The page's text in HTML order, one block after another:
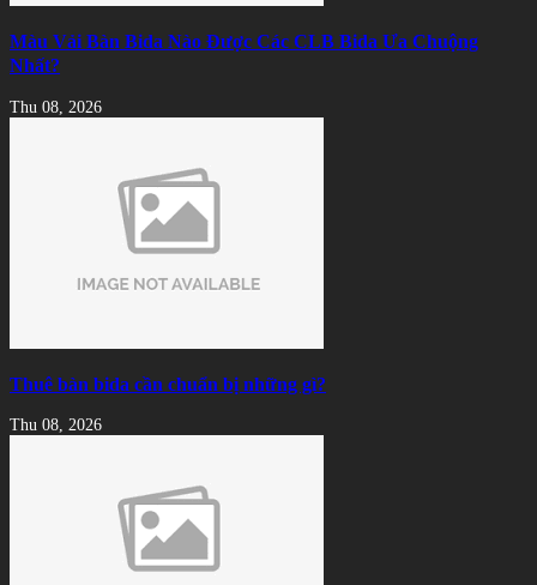
Màu Vải Bàn Bida Nào Được Các CLB Bida Ưa Chuộng
Nhất?
Thu 08, 2026
Thuê bàn bida cần chuẩn bị những gì?
Thu 08, 2026